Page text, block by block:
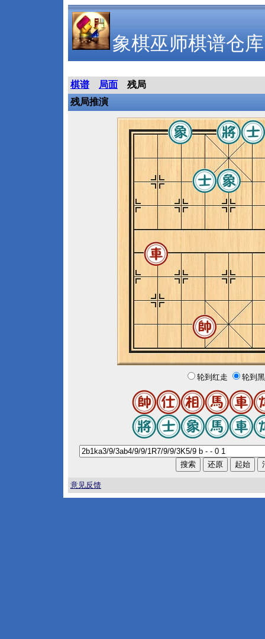
象棋巫师棋谱仓库
棋谱 局面
残局
残局推演
轮到红走 轮到
意见反馈